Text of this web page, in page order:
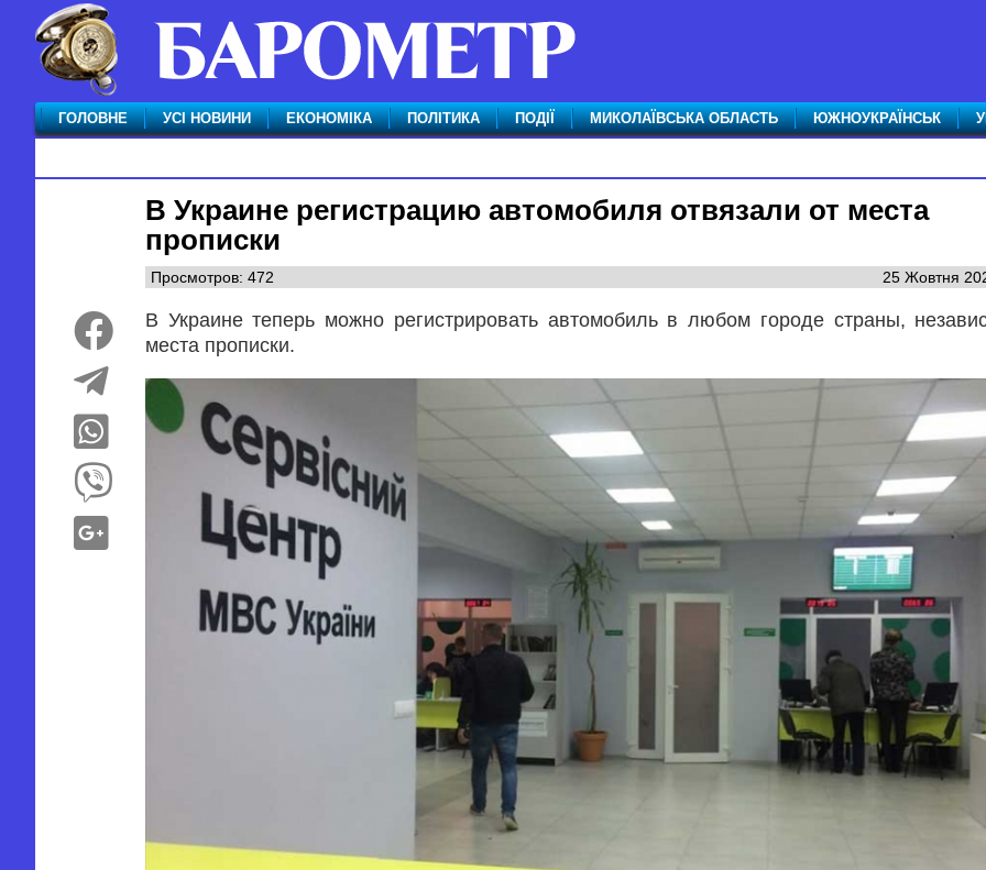
ГОЛОВНЕ УСІ НОВИНИ ЕКОНОМІКА ПОЛІТИКА ПОДІЇ МИКОЛАЇВСЬКА ОБЛАСТЬ ЮЖНОУКРАЇНСЬК
В Украине регистрацию автомобиля отвязали от места
прописки
Просмотров: 472 25 Жовтня
В Украине теперь можно регистрировать автомобиль в любом городе страны,
места прописки.